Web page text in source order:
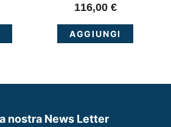
116,00 €
AGGIUNGI
nostra News Letter